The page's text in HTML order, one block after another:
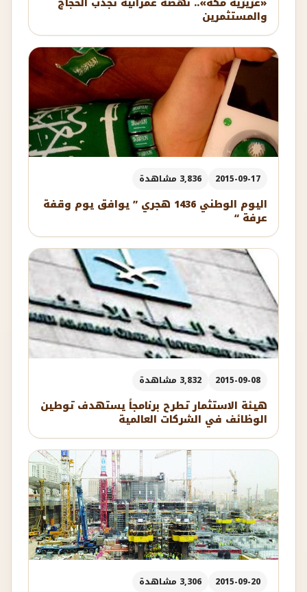
والمستثمرين
2015-09-17 3,836 مشاهدة
اليوم الوطني 1436 هجري ” يوافق يوم وقفة
عرفة “
2015-09-08 3,832 مشاهدة
هيئة الاستثمار تطرح برنامجاً يستهدف توطين
الوظائف في الشركات العالمية
2015-09-20 3,306 مشاهدة